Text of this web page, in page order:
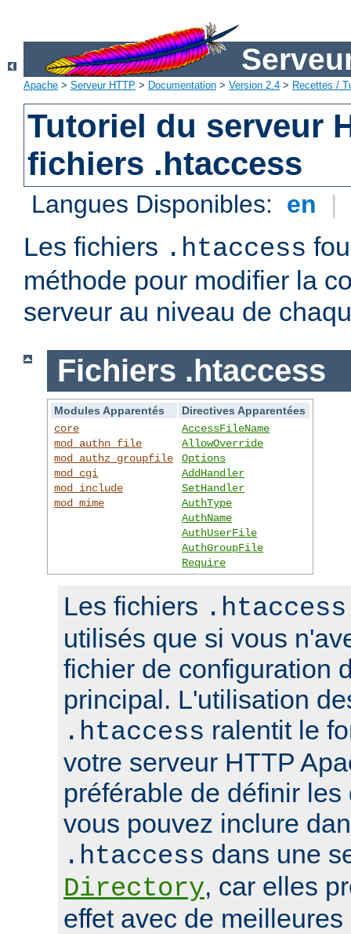
Apache > Serveur HTTP > Documentation > Version 2.4 > Recettes /
Tutoriel du serveur
fichiers .htaccess
Langues Disponibles: en |
Les fichiers .htaccess
méthode pour modifier la
serveur au niveau de
Fichiers .htaccess
Modules Apparentés
Directives Apparentées
core
mod_authn_file
mod_authz_groupfile
mod_cgi
mod_include
mod_mime
AccessFileName
AllowOverride
Options
AddHandler
SetHandler
AuthType
AuthName
AuthUserFile
AuthGroupFile
Require
Les fichiers .htaccess
utilisés que si vous
fichier de configuration
principal. L'utilisation
.htaccess ralentit le
votre serveur HTTP
préférable de définir
vous pouvez inclure
.htaccess dans une
Directory, car elles
effet avec de